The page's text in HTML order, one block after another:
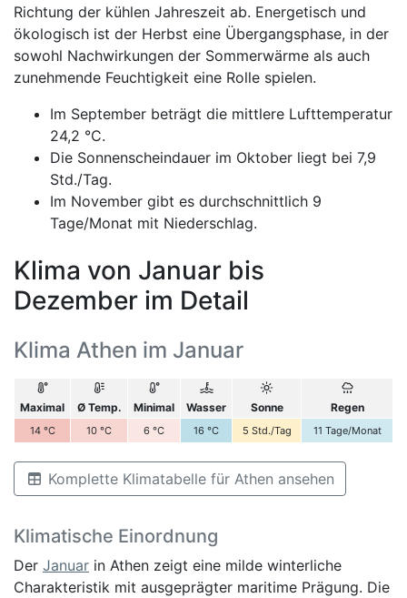
Richtung der kühlen Jahreszeit ab. Energetisch und
ökologisch ist der Herbst eine Übergangsphase, in der
sowohl Nachwirkungen der Sommerwärme als auch
zunehmende Feuchtigkeit eine Rolle spielen.
Im September beträgt die mittlere Lufttemperatur
24,2 °C.
Die Sonnenscheindauer im Oktober liegt bei 7,9
Std./Tag.
Im November gibt es durchschnittlich 9
Tage/Monat mit Niederschlag.
Klima von Januar bis
Dezember im Detail
Klima Athen im Januar
Maximal Ø Temp. Minimal Wasser Sonne Regen
14 °C 10 °C 6 °C 16 °C 5 Std./Tag 11 Tage/Monat
Komplette Klimatabelle für Athen ansehen
Klimatische Einordnung
Der Januar in Athen zeigt eine milde winterliche
Charakteristik mit ausgeprägter maritime Prägung. Die